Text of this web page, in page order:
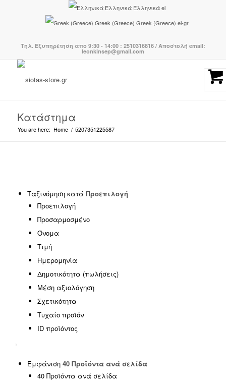
Ελληνικά Ελληνικά el
Greek (Greece) Greek (Greece) el-gr
Τηλ. Εξυπηρέτηση απο 9:30 - 14:00 : 2510316816 / Αποστολή email:
leonkinsep@gmail.com
Κατάστημα
You are here: Home / 5207351225587
Κατηγορίες προϊόντων-
BOHO CHIC
EASTER OFFERS
HOT DEALS
SPECIAL OFFERS
SUMMER SALE
Έπιπλα γραφείου
(0)
Έπιπλα εξωτερικού χώρου
Έπιπλα εσωτερικού χώρου
ΦΟΙΤΗΤΙΚΑ ΠΑΚΕΤΑ
Χωρίς κατηγορία
Uncategorized(2)
Αιώρες - Κούνιες(5)
Ταξινόμηση κατά Προεπιλογή
Προεπιλογή
Προσαρμοσμένο
Όνομα
Τιμή
Ημερομηνία
Δημοτικότητα (πωλήσεις)
Μέση αξιολόγηση
Σχετικότητα
Τυχαίο προϊόν
ID προϊόντος
Εμφάνιση 40 Προϊόντα ανά σελίδα
40 Προϊόντα ανά σελίδα